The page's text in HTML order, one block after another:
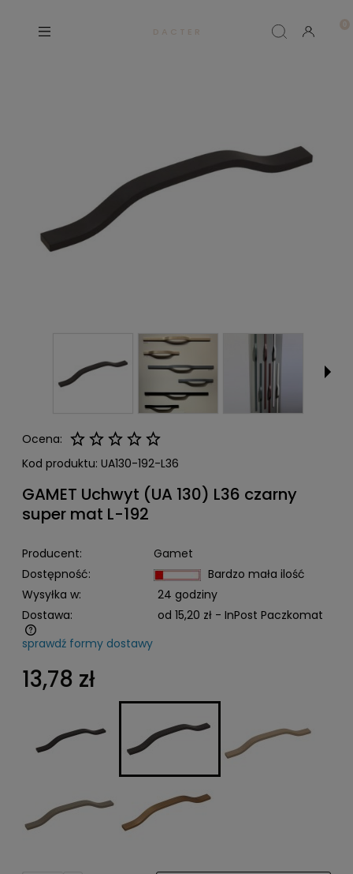
D A C T E R
Ocena:
Kod produktu: UA130-192-L36
GAMET Uchwyt (UA 130) L36 czarny
super mat L-192
Producent:
Gamet
Dostępność:
Bardzo mała ilość
Wysyłka w:
24 godziny
Dostawa:
od 15,20 zł - InPost Paczkomat
Cena nie zawiera ewentualnych kosztów płatności
sprawdź formy dostawy
13,78 zł